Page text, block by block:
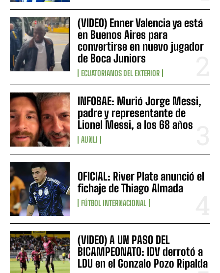
(VIDEO) Enner Valencia ya está
en Buenos Aires para
convertirse en nuevo jugador
de Boca Juniors
ECUATORIANOS DEL EXTERIOR
INFOBAE: Murió Jorge Messi,
padre y representante de
Lionel Messi, a los 68 años
AUNLI
OFICIAL: River Plate anunció el
fichaje de Thiago Almada
FÚTBOL INTERNACIONAL
(VIDEO) A UN PASO DEL
BICAMPEONATO: IDV derrotó a
LDU en el Gonzalo Pozo Ripalda